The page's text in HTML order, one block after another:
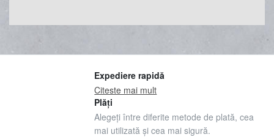
Expediere rapidă
Citeste mai mult
Plăți
Alegeți între diferite metode de plată, cea
mai utilizată și cea mai sigură.